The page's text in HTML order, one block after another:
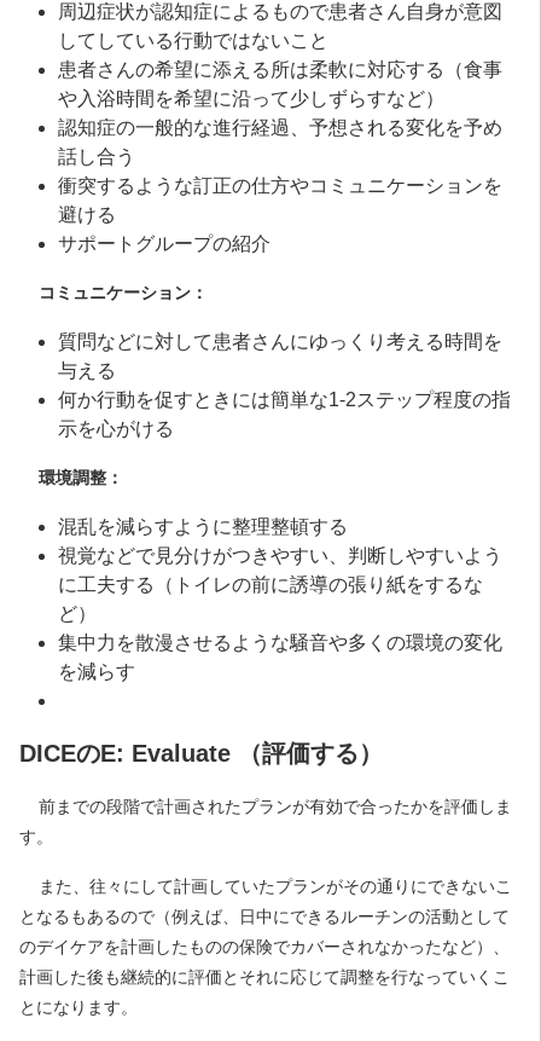
周辺症状が認知症によるもので患者さん自身が意図
してしている行動ではないこと
患者さんの希望に添える所は柔軟に対応する（食事
や入浴時間を希望に沿って少しずらすなど）
認知症の一般的な進行経過、予想される変化を予め
話し合う
衝突するような訂正の仕方やコミュニケーションを
避ける
サポートグループの紹介
コミュニケーション：
質問などに対して患者さんにゆっくり考える時間を
与える
何か行動を促すときには簡単な1-2ステップ程度の指
示を心がける
環境調整：
混乱を減らすように整理整頓する
視覚などで見分けがつきやすい、判断しやすいよう
に工夫する（トイレの前に誘導の張り紙をするな
ど）
集中力を散漫させるような騒音や多くの環境の変化
を減らす
DICEのE: Evaluate （評価する）
前までの段階で計画されたプランが有効で合ったかを評価しま
す。
また、往々にして計画していたプランがその通りにできないこ
となるもあるので（例えば、日中にできるルーチンの活動として
のデイケアを計画したものの保険でカバーされなかったなど）、
計画した後も継続的に評価とそれに応じて調整を行なっていくこ
とになります。